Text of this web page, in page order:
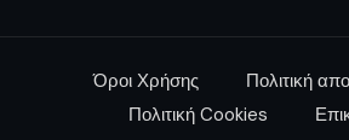
Όροι Χρήσης
Πολιτική
Πολιτική Cookies